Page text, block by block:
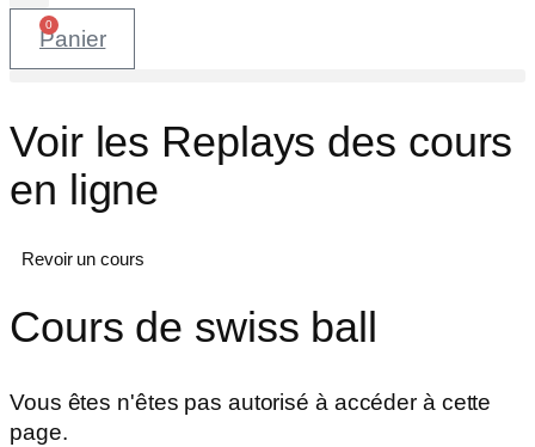
0
Panier
Voir les Replays des cours
en ligne
Revoir un cours
Cours de swiss ball
Vous êtes n'êtes pas autorisé à accéder à cette
page.